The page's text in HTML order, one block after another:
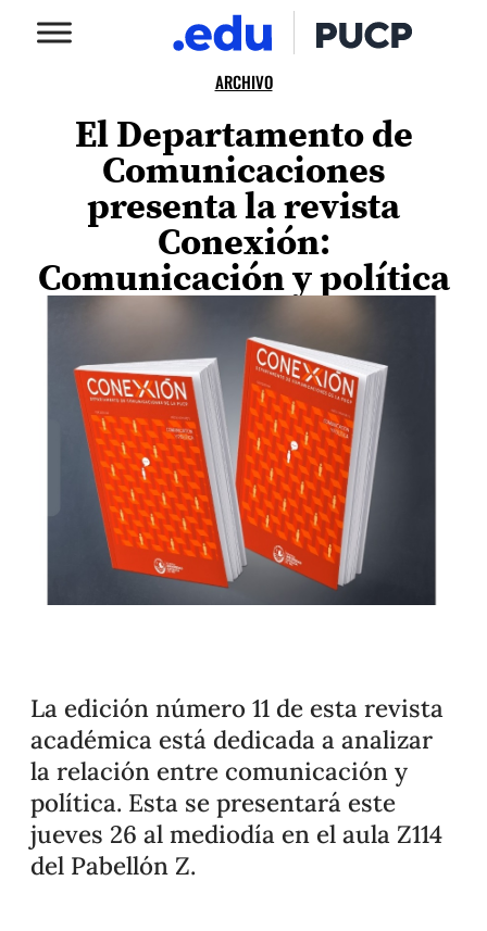
ARCHIVO
El Departamento de
Comunicaciones
presenta la revista
Conexión:
Comunicación y política
La edición número 11 de esta revista
académica está dedicada a analizar
la relación entre comunicación y
política. Esta se presentará este
jueves 26 al mediodía en el aula Z114
del Pabellón Z.